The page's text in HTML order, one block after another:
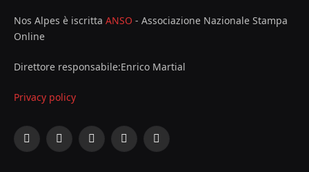
Nos Alpes è iscritta ANSO - Associazione Nazionale Stampa
Online
Direttore responsabile:Enrico Martial
Privacy policy
Facebook
X
InstagramYouTubeLinkedIn